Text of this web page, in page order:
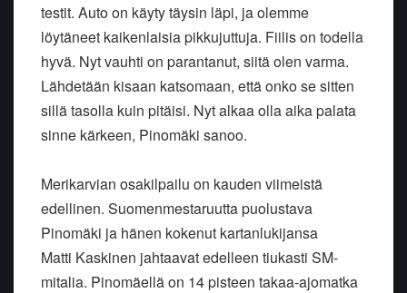
testit. Auto on käyty täysin läpi, ja olemme
löytäneet kaikenlaisia pikkujuttuja. Fiilis on todella
hyvä. Nyt vauhti on parantanut, siitä olen varma.
Lähdetään kisaan katsomaan, että onko se sitten
sillä tasolla kuin pitäisi. Nyt alkaa olla aika palata
sinne kärkeen, Pinomäki sanoo.
Merikarvian osakilpailu on kauden viimeistä
edellinen. Suomenmestaruutta puolustava
Pinomäki ja hänen kokenut kartanlukijansa
Matti Kaskinen jahtaavat edelleen tiukasti SM-
mitalia. Pinomäellä on 14 pisteen takaa-ajomatka